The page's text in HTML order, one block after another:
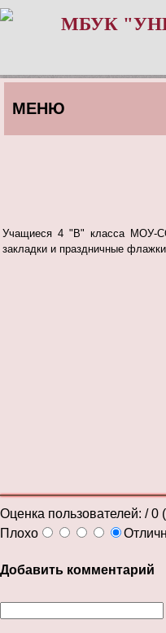
МБУК
МЕНЮ
Учащиеся 4 "В" класса МОУ-
закладки и праздничные
Оценка пользователей: / 0 (
Плохо
Добавить комментарий